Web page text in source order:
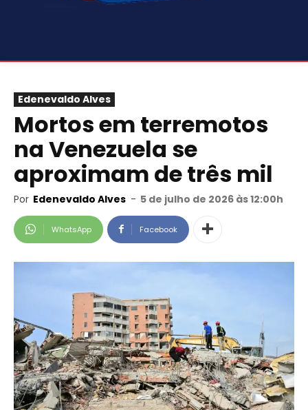
Edenevaldo Alves
Mortos em terremotos
na Venezuela se
aproximam de três mil
Por Edenevaldo Alves - 5 de julho de 2026 às 12:00h
WhatsApp Facebook